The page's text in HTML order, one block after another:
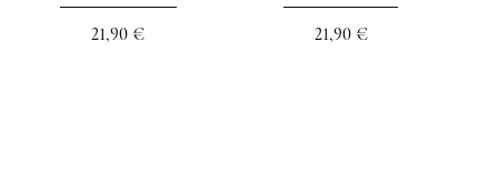
21,90 € 21,90 €